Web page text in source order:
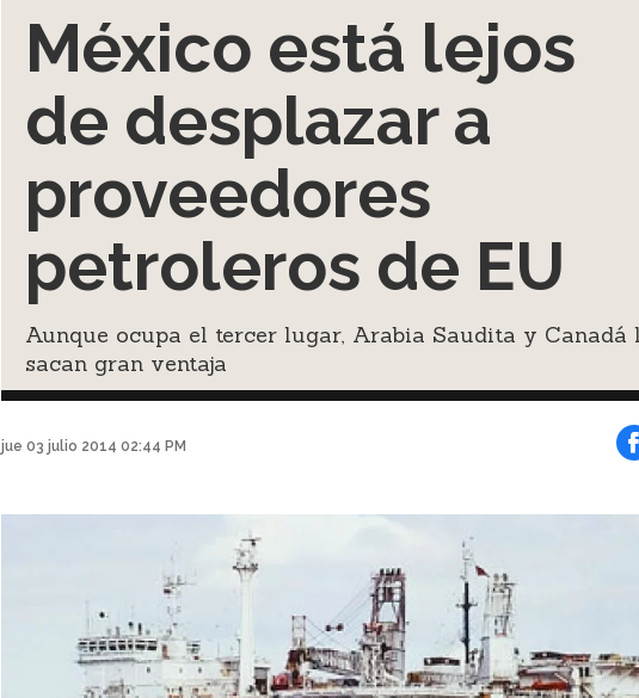
México está lejos
de desplazar a
proveedores
petroleros de EU
Aunque ocupa el tercer lugar, Arabia Saudita y Canadá
sacan gran ventaja
jue 03 julio 2014 02:44 PM